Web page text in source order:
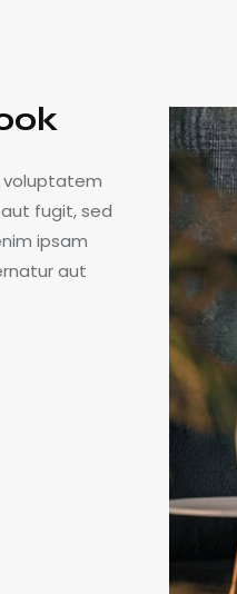
voluptatem
fugit, sed
ipsam
aut